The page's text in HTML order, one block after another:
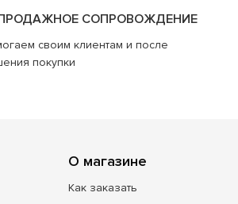
СОПРОВОЖДЕНИЕ
своим клиентам и после
покупки
О магазине
Как заказать